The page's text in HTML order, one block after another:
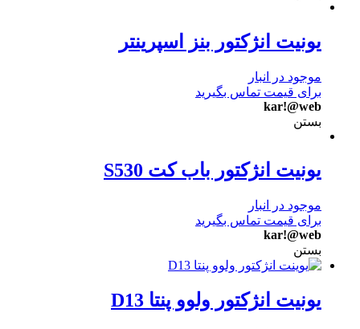
یونیت انژکتور بنز اسپرینتر
موجود در انبار
برای قیمت تماس بگیرید
kar!@web
بستن
یونیت انژکتور باب کت S530
موجود در انبار
برای قیمت تماس بگیرید
kar!@web
بستن
یونیت انژکتور ولوو پنتا D13